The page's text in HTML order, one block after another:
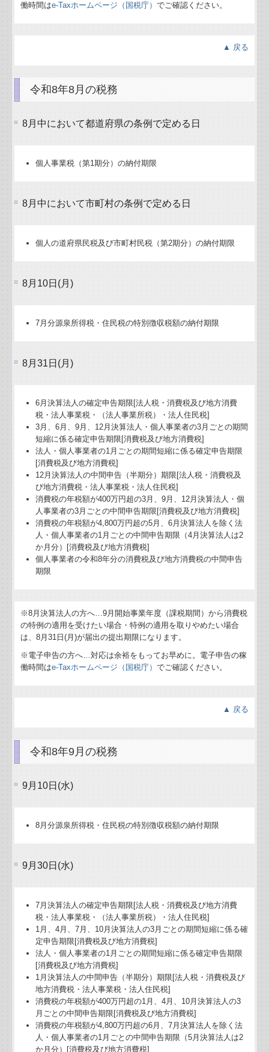
働時間はe-Taxホームページ（国税庁）でご確認ください。
▲ 戻る
令和8年8月の税務
8月中において都道府県の条例で定める日
個人事業税（第1期分）の納付期限
8月中において市町村の条例で定める日
個人の道府県民税及び市町村民税（第2期分）の納付期限
8月10日(月)
7月分源泉所得税・住民税の特別徴収税額の納付期限
8月31日(月)
6月決算法人の確定申告期限[法人税・消費税及び地方消費
税・法人事業税・（法人事業所税）・法人住民税]
3月、6月、9月、12月決算法人・個人事業者の3月ごとの期間
短縮に係る確定申告期限[消費税及び地方消費税]
法人・個人事業者の1月ごとの期間短縮に係る確定申告期限
[消費税及び地方消費税]
12月決算法人の中間申告（半期分）期限[法人税・消費税及
び地方消費税・法人事業税・法人住民税]
消費税の年税額が400万円超の3月、9月、12月決算法人・個
人事業者の3月ごとの中間申告期限[消費税及び地方消費税]
消費税の年税額が4,800万円超の5月、6月決算法人を除く法
人・個人事業者の1月ごとの中間申告期限（4月決算法人は2
か月分）[消費税及び地方消費税]
個人事業者の令和8年分の消費税及び地方消費税の中間申告
期限
※8月決算法人の方へ…9月開始事業年度（課税期間）から消費税
の特例の適用を受けたい場合・特例の適用を取りやめたい場合
は、8月31日(月)が届出の提出期限になります。
※電子申告の方へ…対応は余裕をもってお早めに。電子申告の稼
働時間はe-Taxホームページ（国税庁）でご確認ください。
▲ 戻る
令和8年9月の税務
9月10日(水)
8月分源泉所得税・住民税の特別徴収税額の納付期限
9月30日(水)
7月決算法人の確定申告期限[法人税・消費税及び地方消費
税・法人事業税・（法人事業所税）・法人住民税]
1月、4月、7月、10月決算法人の3月ごとの期間短縮に係る確
定申告期限[消費税及び地方消費税]
法人・個人事業者の1月ごとの期間短縮に係る確定申告期限
[消費税及び地方消費税]
1月決算法人の中間申告（半期分）期限[法人税・消費税及び
地方消費税・法人事業税・法人住民税]
消費税の年税額が400万円超の1月、4月、10月決算法人の3
月ごとの中間申告期限[消費税及び地方消費税]
消費税の年税額が4,800万円超の6月、7月決算法人を除く法
人・個人事業者の1月ごとの中間申告期限（5月決算法人は2
か月分）[消費税及び地方消費税]